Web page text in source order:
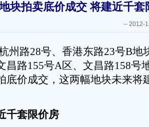
块拍卖底价成交 将建近千套
-- 2012-
路28号、香港东路23号B地
昌路155号A区、文昌路158号
底价成交，这两幅地块未来将
千套限价房